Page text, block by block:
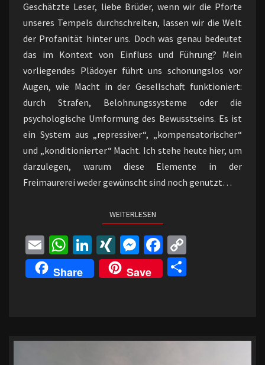
Geschätzte Leser, liebe Brüder, wenn wir die Pforte
unseres Tempels durchschreiten, lassen wir die Welt
der Profanität hinter uns. Doch was genau bedeutet
das im Kontext von Einfluss und Führung? Mein
vorliegendes Plädoyer führt uns schonungslos vor
Augen, wie Macht in der Gesellschaft funktioniert:
durch Strafen, Belohnungssysteme oder die
psychologische Umformung des Bewusstseins. Es ist
ein System aus „repressiver“, „kompensatorischer“
und „konditionierter“ Macht. Ich stehe heute hier, um
darzulegen, warum diese Elemente in der
Freimaurerei weder gewünscht sind noch genutzt…
WEITERLESENWEITERLESEN
E
m
ai
W
h
at
p
Li
n
ke
XI
N
G
M
es
se
r
Fa
ce
b
k n
Share Save